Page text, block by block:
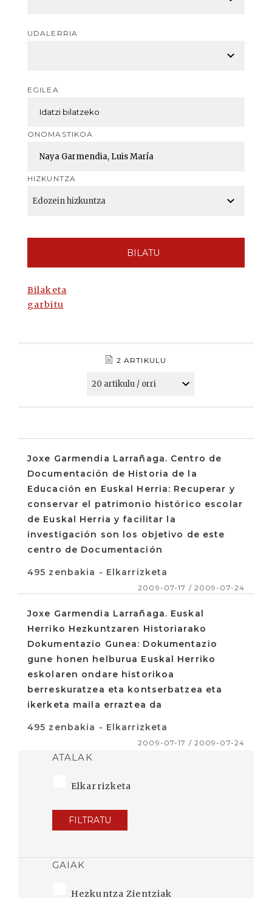
UDALERRIA
EGILEA
ONOMASTIKOA
HIZKUNTZA
BILATU
Bilaketa
garbitu
2 ARTIKULU
Joxe Garmendia Larrañaga. Centro de
Documentación de Historia de la
Educación en Euskal Herria: Recuperar y
conservar el patrimonio histórico escolar
de Euskal Herria y facilitar la
investigación son los objetivo de este
centro de Documentación
495 zenbakia - Elkarrizketa
2009-07-17 / 2009-07-24
Joxe Garmendia Larrañaga. Euskal
Herriko Hezkuntzaren Historiarako
Dokumentazio Gunea: Dokumentazio
gune honen helburua Euskal Herriko
eskolaren ondare historikoa
berreskuratzea eta kontserbatzea eta
ikerketa maila erraztea da
495 zenbakia - Elkarrizketa
2009-07-17 / 2009-07-24
ATALAK
Elkarrizketa
FILTRATU
GAIAK
Hezkuntza Zientziak